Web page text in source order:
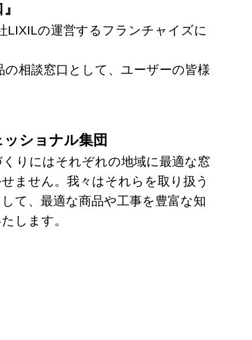
LIXILの運営するフランチャイズに
相談窓口として、ユーザーの皆様
ショナル集団
りにはそれぞれの地域に最適な窓
ません。我々はそれらを取り扱う
して、最適な商品や工事を豊富な知
します。